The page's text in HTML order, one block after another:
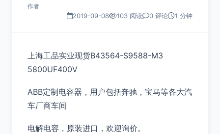
作者
2019-09-08 103 阅读 0 评论 1 分钟
上海工品实业现货B43564-S9588-M3
5800UF400V
ABB定制电容器，用户包括奔驰，宝马等各大汽
车厂商车间
电解电容，原装进口，欢迎询价。